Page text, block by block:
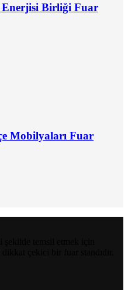
Birliği Fuar
Mobilyaları Fuar